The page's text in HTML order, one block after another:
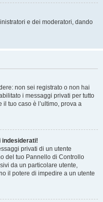
e dei moderatori, dando
non sei registrato o non hai
i messaggi privati per tutto
tuo caso è l’ultimo, prova a
indesiderati!
privati ​​di un utente
del tuo Pannello di Controllo
da un particolare utente,
il potere di impedire a un utente